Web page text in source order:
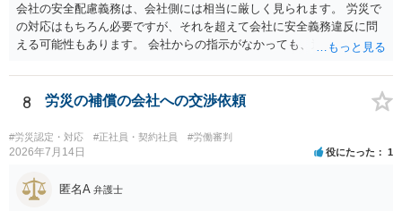
会社の安全配慮義務は、会社側には相当に厳しく見られます。 労災で
の対応はもちろん必要ですが、それを超えて会社に安全義務違反に問
える可能性もあります。 会社からの指示がなかっても、逆に危険な作
実地指導をしていないことが問題になった事例もあります。ですの
で、指示が無ければ免責されるわけではありません。責任追及の交渉
8 労災の補償の会社への交渉依頼
#労災認定・対応 #正社員・契約社員 #労働審判
2026年7月14日 役にたった 1
匿名A 弁護士